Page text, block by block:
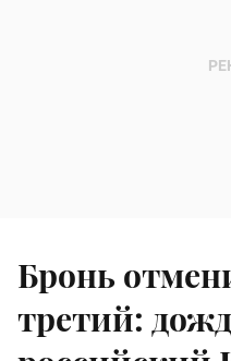
Бронь
третий: